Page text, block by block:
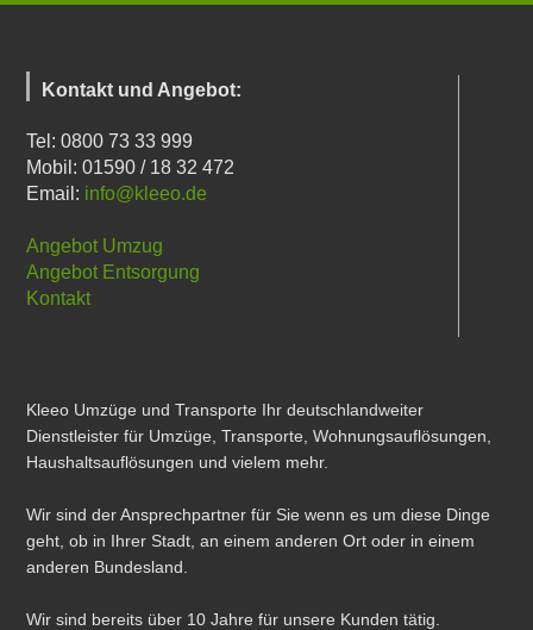
Kontakt und Angebot:
Tel: 0800 73 33 999
Mobil: 01590 / 18 32 472
Email: info@kleeo.de
Angebot Umzug
Angebot Entsorgung
Kontakt
Kleeo Umzüge und Transporte Ihr deutschlandweiter
Dienstleister für Umzüge, Transporte, Wohnungsauflösungen,
Haushaltsauflösungen und vielem mehr.
Wir sind der Ansprechpartner für Sie wenn es um diese Dinge
geht, ob in Ihrer Stadt, an einem anderen Ort oder in einem
anderen Bundesland.
Wir sind bereits über 10 Jahre für unsere Kunden tätig.